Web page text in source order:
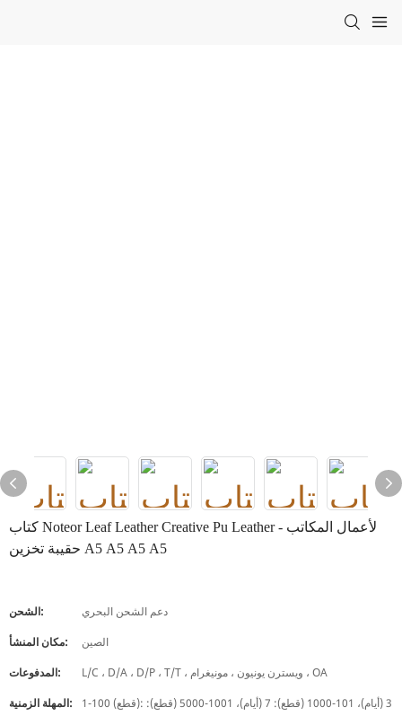
كتاب Noteor Leaf Leather Creative Pu Leather لأعمال المكاتب -
حقيبة تخزين A5 A5 A5 A5
الشحن:
دعم الشحن البحري
مكان المنشأ:
الصين
المدفوعات:
L/C ، D/A ، D/P ، T/T ، ويسترن يونيون ، مونيغرام ، OA
المهلة الزمنية:
1-100 (قطع): 3 (أيام)، 101-1000 (قطع): 7 (أيام)، 1001-5000 (قطع):